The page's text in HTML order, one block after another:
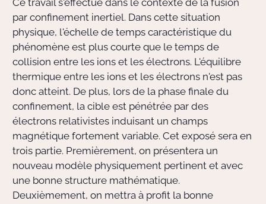
Informatique
Ce travail s'effectue dans le contexte de la fusion
par confinement inertiel. Dans cette situation
physique, l'échelle de temps caractéristique du
phénomène est plus courte que le temps de
collision entre les ions et les électrons. L'équilibre
thermique entre les ions et les électrons n'est pas
donc atteint. De plus, lors de la phase finale du
confinement, la cible est pénétrée par des
électrons relativistes induisant un champs
magnétique fortement variable. Cet exposé sera en
trois partie. Premièrement, on présentera un
nouveau modèle physiquement pertinent et avec
une bonne structure mathématique.
Deuxièmement, on mettra à profit la bonne